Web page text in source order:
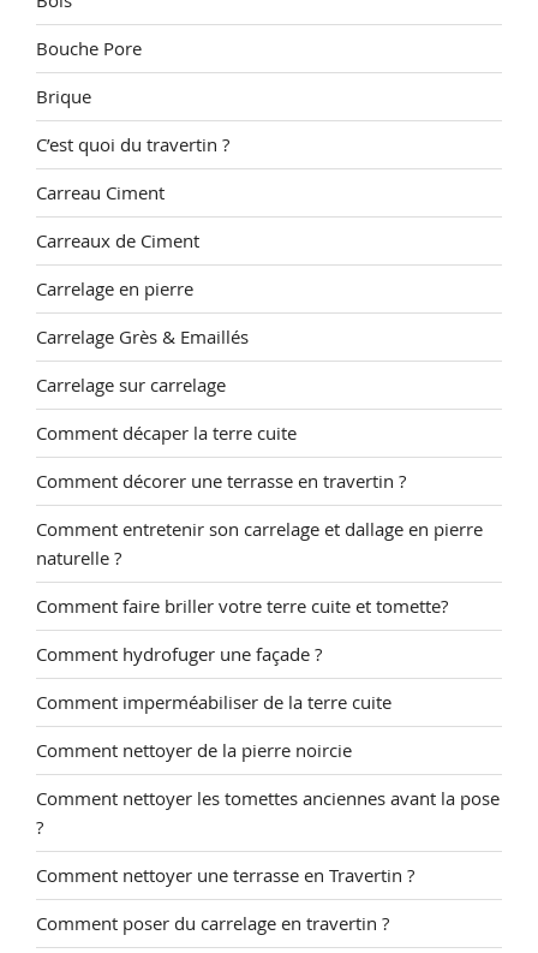
Bouche Pore
Brique
C’est quoi du travertin ?
Carreau Ciment
Carreaux de Ciment
Carrelage en pierre
Carrelage Grès & Emaillés
Carrelage sur carrelage
Comment décaper la terre cuite
Comment décorer une terrasse en travertin ?
Comment entretenir son carrelage et dallage en pierre
naturelle ?
Comment faire briller votre terre cuite et tomette?
Comment hydrofuger une façade ?
Comment imperméabiliser de la terre cuite
Comment nettoyer de la pierre noircie
Comment nettoyer les tomettes anciennes avant la pose
?
Comment nettoyer une terrasse en Travertin ?
Comment poser du carrelage en travertin ?